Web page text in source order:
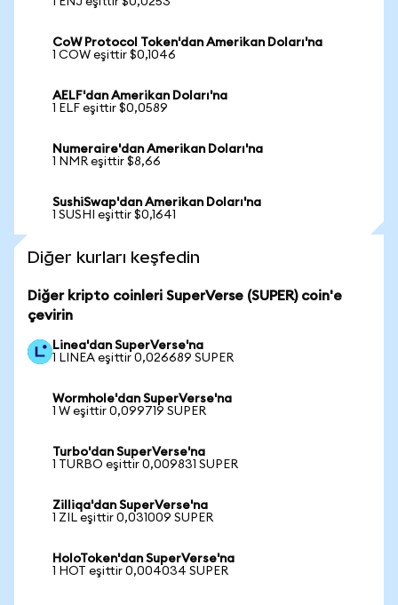
CoW Protocol Token'dan Amerikan Doları'na
1 COW eşittir $0,1046
AELF'dan Amerikan Doları'na
1 ELF eşittir $0,0589
Numeraire'dan Amerikan Doları'na
1 NMR eşittir $8,66
SushiSwap'dan Amerikan Doları'na
1 SUSHI eşittir $0,1641
Diğer kurları keşfedin
Diğer kripto coinleri SuperVerse (SUPER) coin'e
çevirin
Linea'dan SuperVerse'na
1 LINEA eşittir 0,026689 SUPER
Wormhole'dan SuperVerse'na
1 W eşittir 0,099719 SUPER
Turbo'dan SuperVerse'na
1 TURBO eşittir 0,009831 SUPER
Zilliqa'dan SuperVerse'na
1 ZIL eşittir 0,031009 SUPER
HoloToken'dan SuperVerse'na
1 HOT eşittir 0,004034 SUPER